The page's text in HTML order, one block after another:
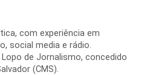
com experiência em
social media e rádio.
de Jornalismo, concedido
(CMS).